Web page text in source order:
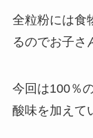
全粒粉には食
るのでお子さ
今回は100％
酸味を加えて